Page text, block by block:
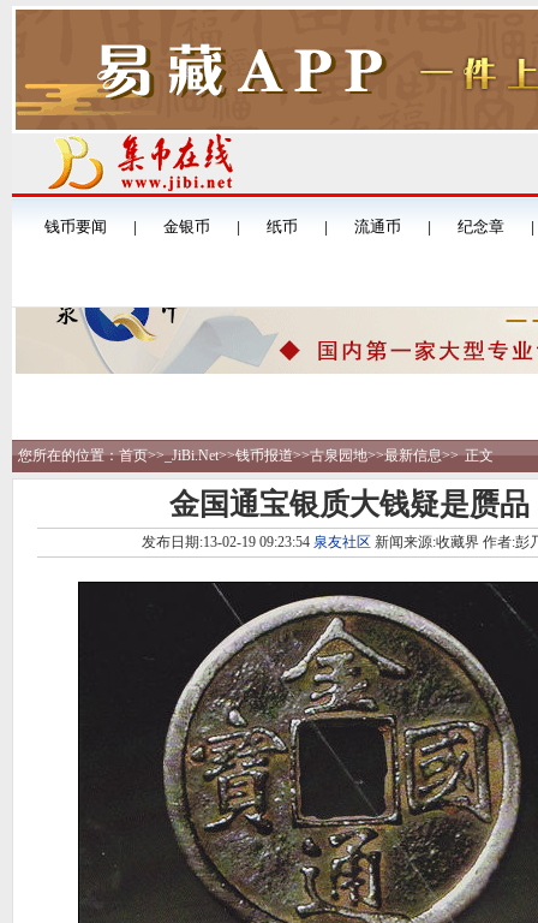
您所在的位置：首页>>_JiBi.Net>>钱币报道>>古泉园地>>最新信息>> 正文
金国通宝银质大钱疑是赝品
发布日期:13-02-19 09:23:54 泉友社区 新闻来源:收藏界 作者:彭